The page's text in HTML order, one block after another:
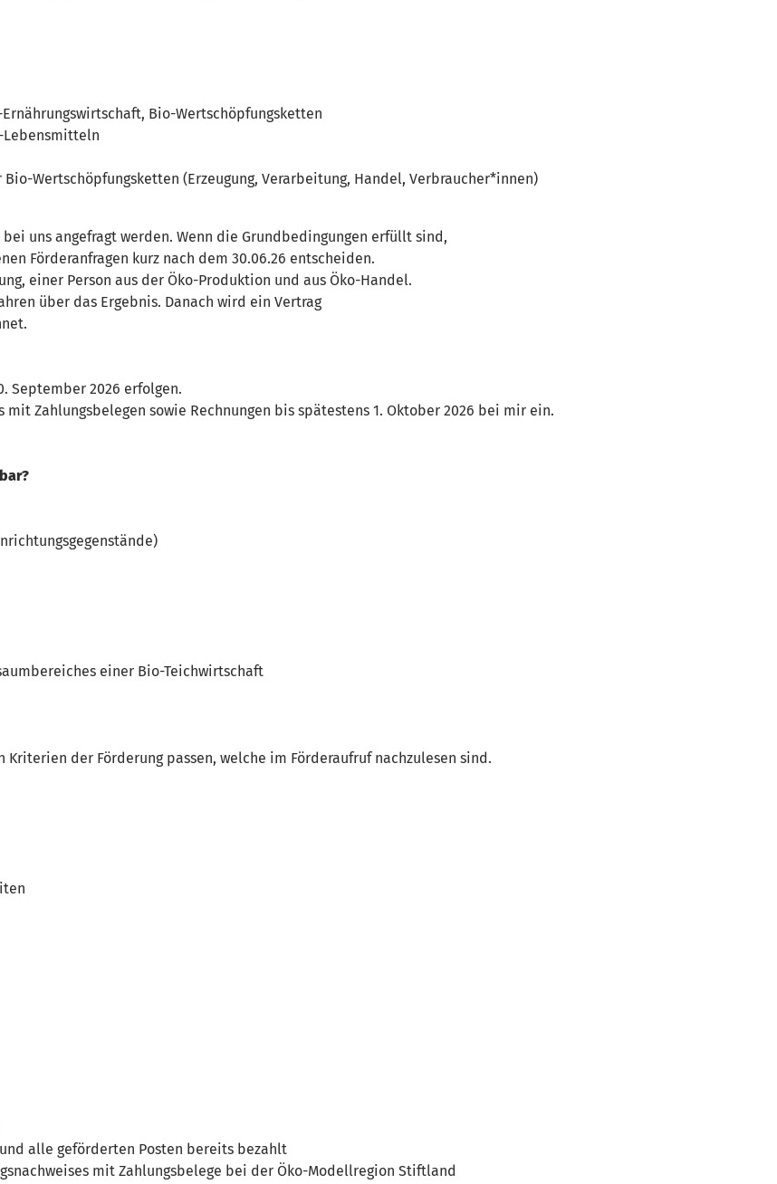
Bio-Wertschöpfungsketten
Lebensmitteln
Wertschöpfungsketten (Erzeugung, Verarbeitung, Handel, Verbraucher*innen)
uns angefragt werden. Wenn die Grundbedingungen erfüllt sind,
Förderanfragen kurz nach dem 30.06.26 entscheiden.
einer Person aus der Öko-Produktion und aus Öko-Handel.
über das Ergebnis. Danach wird ein Vertrag
September 2026 erfolgen.
Zahlungsbelegen sowie Rechnungen bis spätestens 1. Oktober 2026 bei mir ein.
einer Bio-Teichwirtschaft
der Förderung passen, welche im Förderaufruf nachzulesen sind.
alle geförderten Posten bereits bezahlt
mit Zahlungsbelege bei der Öko-Modellregion Stiftland